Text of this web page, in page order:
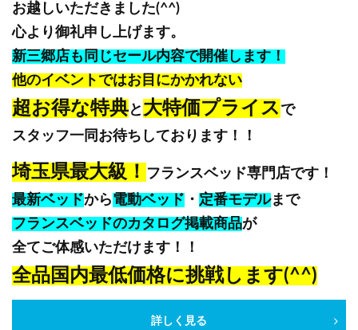
お越しいただきました(^^)
心より御礼申し上げます。
新三郷店も同じセール内容で開催します！
他のイベントではお目にかかれない
超お得な特典と 大特価プライス で
スタッフ一同お待ちしております！！
埼玉県最大級！
フランスベッド専門店です！
最新ベッドから電動ベッド ・ 定番モデルまで
フランスベッドのカタログ掲載商品が
全てご体感いただけます！！
全品国内最低価格に挑戦します(^^)
詳しく見る